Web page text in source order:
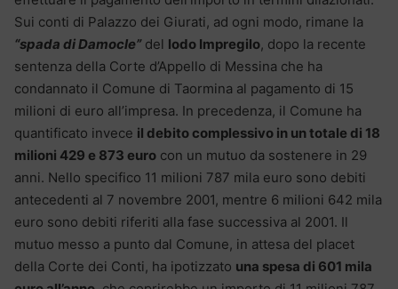
Sui conti di Palazzo dei Giurati, ad ogni modo, rimane la
“spada di Damocle”del lodo Impregilo, dopo la recente
sentenza della Corte d’Appello di Messina che ha
condannato il Comune di Taormina al pagamento di 15
milioni di euro all’impresa. In precedenza, il Comune ha
quantificato invece il debito complessivo in un totale di 18
milioni 429 e 873 euro con un mutuo da sostenere in 29
anni. Nello specifico 11 milioni 787 mila euro sono debiti
antecedenti al 7 novembre 2001, mentre 6 milioni 642 mila
euro sono debiti riferiti alla fase successiva al 2001. Il
mutuo messo a punto dal Comune, in attesa del placet
della Corte dei Conti, ha ipotizzato una spesa di 601 mila